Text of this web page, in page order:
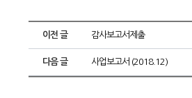
이전 글 감사보고서제출
다음 글 사업보고서 (2018.12)